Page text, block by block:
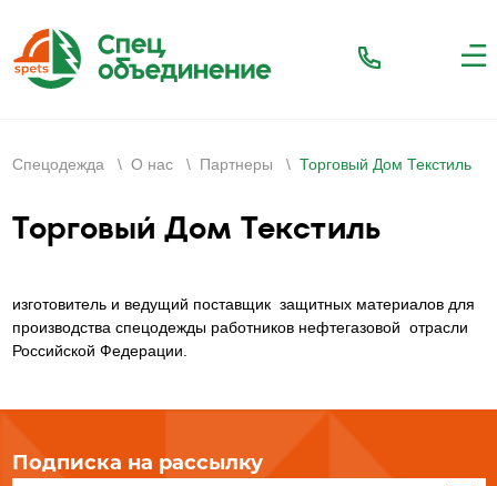
Спецодежда \ О нас \ Партнеры \ Торговый Дом Текстиль
Торговый Дом Текстиль
изготовитель и ведущий поставщик защитных материалов для
производства спецодежды работников нефтегазовой отрасли
Российской Федерации.
Подписка на рассылку